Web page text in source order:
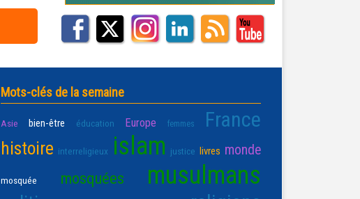
Mots-clés de la semaine
Asie bien-être éducation Europe femmes France
histoire interreligieux islam justice livres monde
mosquée mosquées musulmans